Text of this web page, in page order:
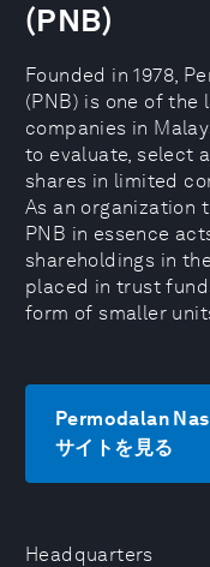
Headquarters
(PNB)
Founded in 1978,
(PNB) is one of the
companies in
to evaluate, select
shares in limited
As an organization
PNB in essence
shareholdings in
placed in trust
form of smaller
Permodalan
サイトを見る